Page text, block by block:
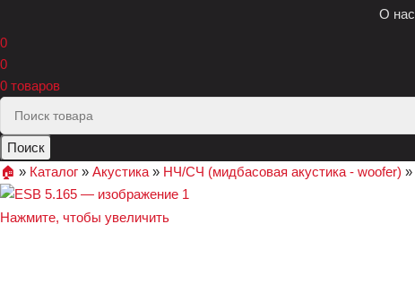
О нас
0
0
0 товаров
Поиск
🏠︎ » Каталог » Акустика » НЧ/СЧ (мидбасовая акустика - woofer) »
Нажмите, чтобы увеличить